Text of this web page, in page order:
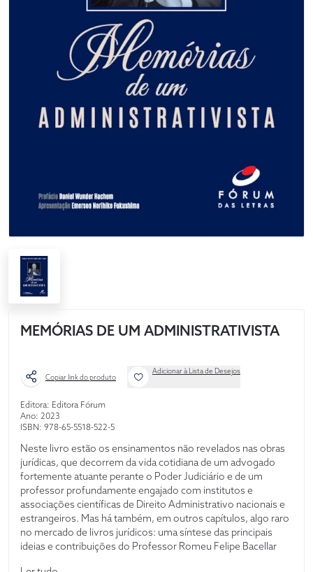
MEMÓRIAS DE UM ADMINISTRATIVISTA
Copiar link do produto
Adicionar à Lista de Desejos
Editora: Editora Fórum
Ano: 2023
ISBN: 978-65-5518-522-5
Neste livro estão os ensinamentos não revelados nas obras
jurídicas, que decorrem da vida cotidiana de um advogado
fortemente atuante perante o Poder Judiciário e de um
professor profundamente engajado com institutos e
associações científicas de Direito Administrativo nacionais e
estrangeiros. Mas há também, em outros capítulos, algo raro
no mercado de livros jurídicos: uma síntese das principais
ideias e contribuições do Professor Romeu Felipe Bacellar